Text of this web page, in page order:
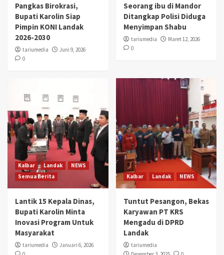
Pangkas Birokrasi,
Bupati Karolin Siap
Pimpin KONI Landak
2026-2030
tariumedia
Juni 9, 2026
0
Seorang ibu di Mandor
Ditangkap Polisi Diduga
Menyimpan Shabu
tariumedia
Maret 12, 2026
0
Kalbar Landak
NEWS
Semua Berita
Lantik 15 Kepala Dinas,
Bupati Karolin Minta
Inovasi Program Untuk
Masyarakat
tariumedia
Januari 6, 2026
Kalbar Landak NEWS
Tuntut Pesangon, Bekas
Karyawan PT KRS
Mengadu di DPRD
Landak
tariumedia